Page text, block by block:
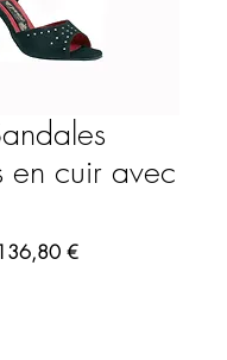
en cuir avec
original
136,80 €Prix promotionnel